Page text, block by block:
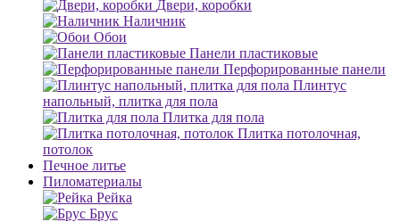
Двери, коробки
Наличник
Обои
Панели пластиковые
Перфорированные панели
Плинтус
напольный, плитка для пола
Плитка для пола
Плитка потолочная,
потолок
Печное литье
Пиломатериалы
Рейка
Брус